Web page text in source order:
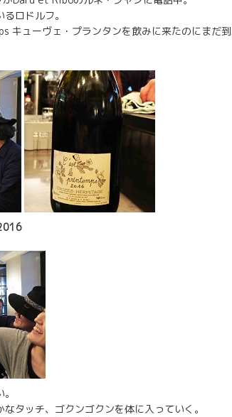
ロドルフ。
ューヴェ・プランタンを飲みに来たのにまだ到
タッチ、ゴクンゴクンを体に入っていく。